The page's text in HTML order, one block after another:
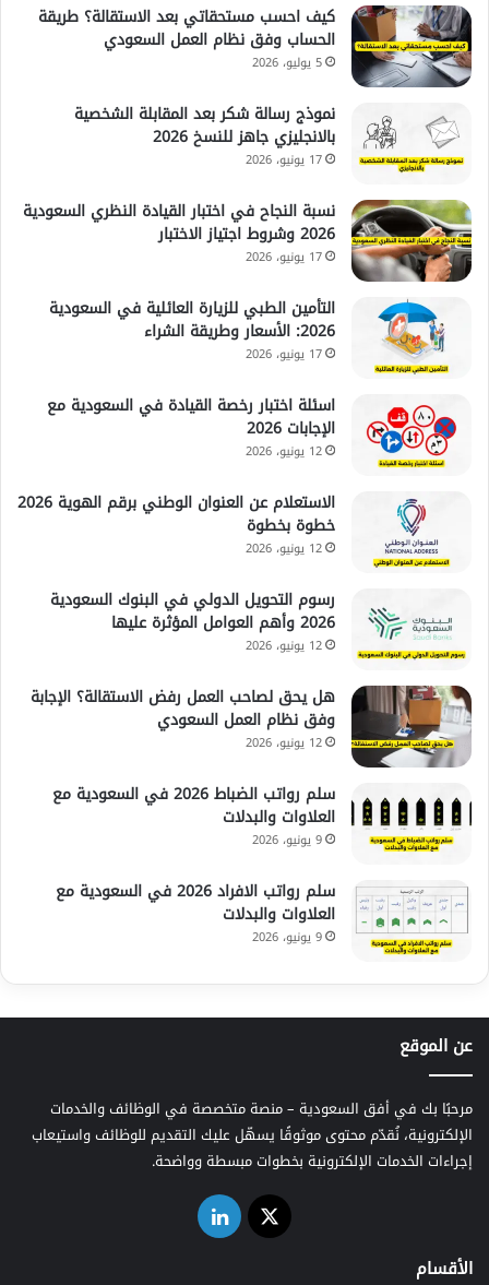
كيف احسب مستحقاتي بعد الاستقالة؟ طريقة
الحساب وفق نظام العمل السعودي
5 يوليو، 2026
نموذج رسالة شكر بعد المقابلة الشخصية
بالانجليزي جاهز للنسخ 2026
17 يونيو، 2026
نسبة النجاح في اختبار القيادة النظري السعودية
2026 وشروط اجتياز الاختبار
17 يونيو، 2026
التأمين الطبي للزيارة العائلية في السعودية
2026: الأسعار وطريقة الشراء
17 يونيو، 2026
اسئلة اختبار رخصة القيادة في السعودية مع
الإجابات 2026
12 يونيو، 2026
الاستعلام عن العنوان الوطني برقم الهوية 2026
خطوة بخطوة
12 يونيو، 2026
رسوم التحويل الدولي في البنوك السعودية
2026 وأهم العوامل المؤثرة عليها
12 يونيو، 2026
هل يحق لصاحب العمل رفض الاستقالة؟ الإجابة
وفق نظام العمل السعودي
12 يونيو، 2026
سلم رواتب الضباط 2026 في السعودية مع
العلاوات والبدلات
9 يونيو، 2026
سلم رواتب الافراد 2026 في السعودية مع
العلاوات والبدلات
9 يونيو، 2026
عن الموقع
مرحبًا بك في أفق السعودية – منصة متخصصة في الوظائف والخدمات
الإلكترونية، نُقدّم محتوى موثوقًا يسهّل عليك التقديم للوظائف واستيعاب
إجراءات الخدمات الإلكترونية بخطوات مبسطة وواضحة.
‫X لينكدإن
الأقسام